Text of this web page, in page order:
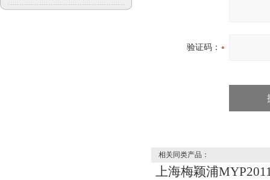
验证码：
相关同类产品：
上海梅颖浦